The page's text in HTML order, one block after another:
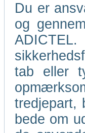
Du er
og
tab eller
tredjepart,
bede om